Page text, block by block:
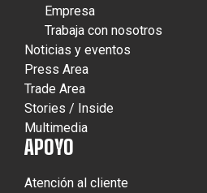
Empresa
Trabaja con nosotros
Noticias y eventos
Press Area
Trade Area
Stories / Inside
Multimedia
APOYO
Atención al cliente